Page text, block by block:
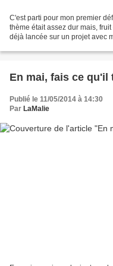
C'est parti pour mon premier
thème était assez dur mais,
déjà lancée sur un projet avec
En mai, fais ce qu'il
Publié le 11/05/2014 à 14:30
Par LaMalie